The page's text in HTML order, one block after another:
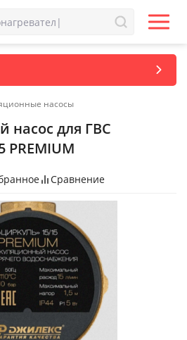
насосы
насос для ГВС
Сравнение